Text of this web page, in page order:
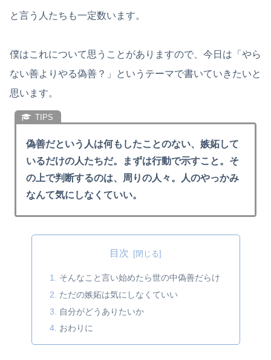
と言う人たちも一定数います。
僕はこれについて思うことがありますので、今日は「やら
ない善よりやる偽善？」というテーマで書いていきたいと
思います。
偽善だという人は何もしたことのない、嫉妬して
いるだけの人たちだ。まずは行動で示すこと。そ
の上で判断するのは、周りの人々。人のやっかみ
なんて気にしなくていい。
目次
そんなこと言い始めたら世の中偽善だらけ
ただの嫉妬は気にしなくていい
自分がどうありたいか
おわりに